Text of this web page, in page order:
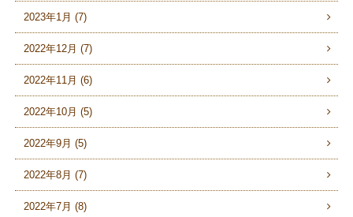
2023年1月 (7)
2022年12月 (7)
2022年11月 (6)
2022年10月 (5)
2022年9月 (5)
2022年8月 (7)
2022年7月 (8)